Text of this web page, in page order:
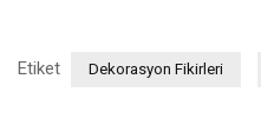
Etiket Dekorasyon Fikirleri